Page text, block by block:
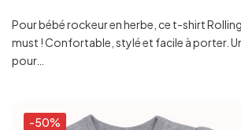
Pour bébé rockeur en herbe, ce t-shirt
must ! Confortable, stylé et facile à porter.
pour…
-50%